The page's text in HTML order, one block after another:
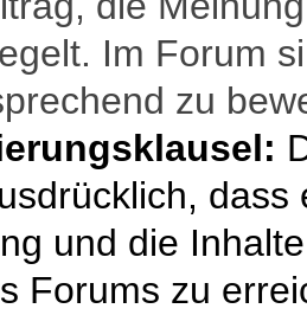
Im Forum
zu
und die
Forums zu